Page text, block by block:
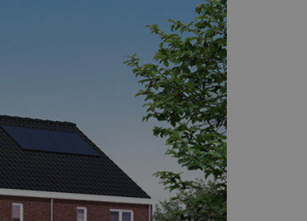
nodig?
E-mail
info@maasjacobs.nl